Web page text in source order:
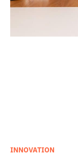
INNOVATION